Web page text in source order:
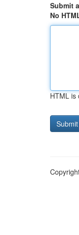
Submit
No
HTML is